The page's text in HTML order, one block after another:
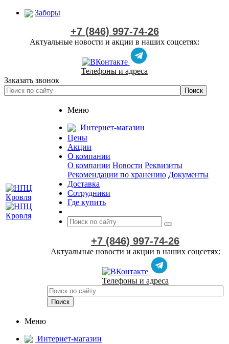
Заборы
+7 (846) 997-74-26
Актуальные новости и акции в наших соцсетях:
Телефоны и адреса
Заказать звонок
Меню
Интернет-магазин
Цены
Акции
О компании
О компании Новости Реквизиты
Рекомендации по хранению Документы
Доставка
Сотрудники
Где купить
+7 (846) 997-74-26
Актуальные новости и акции в наших соцсетях:
Телефоны и адреса
Меню
Интернет-магазин